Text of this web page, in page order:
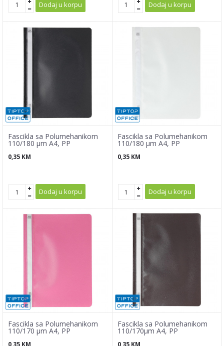
Dodaj u korpu Dodaj u korpu
Fascikla sa Polumehanikom
110/180 µm A4, PP
0,35 KM
Dodaj u korpu
Fascikla sa Polumehanikom
110/180 µm A4, PP
0,35 KM
Dodaj u korpu
Fascikla sa Polumehanikom
110/170 µm A4, PP
0,35 KM
Fascikla sa Polumehanikom
110/170µm A4, PP
0,35 KM